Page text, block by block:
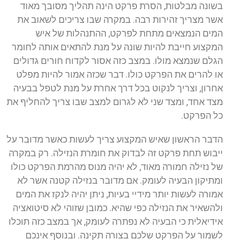
בשונה מבלטות, הסרת פרקט הינה תהליך מסובך מאוד
אשר מצריך זהירות רבה. במקרה שבו צריכים לשאוב את
המים הנמצאים מתחת לפרקט, ההתנהלות של איש
המקצוע חייבת להיות שונה על מנת להתאים אותה לחומר
הגלם שנמצא מולו. במצב כזה אסור לקדוח חורים גדולים
או להרים את הפרקט כולו. דבר שכזה אמור להיות מפלט
אחרון, וצריך לנקוט בכל דרך אחרת על מנת לטפל בבעיה
מצד אחד, ומצד שני לא לגרום למצב שבו צריך להחליף את
כל הפרקט.
הדבר הראשון שאיש המקצוע צריך לעשות כאשר מדובר על
ייבוש תחת פרקט זה לבדוק את חומרת הנזילה. רק במקרה
של נזילה חמורה מאוד, לא יהיה מנוס מהרמת הפרקט כולו
ומתיקון הבעיה לעומק. אם מדובר בנזילה קטנה אשר לא
אמורה לעשות יותר מידיי בעיות, ניתן יהיה לנקז את המים
ולהשאיר את הנזילה כפי שהיא. כמובן שזוהי לא סיטואציה
אידיאלית כי הבעיה לא נפתרה לעומק, אך במצב כזה תוכלו
לשמור על הפרקט שלכם בצורה תקינה. ובנוסף אינכם